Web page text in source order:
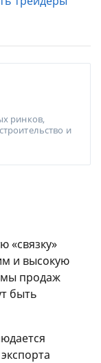
ринков,
и
«связку»
и высокую
продаж
быть